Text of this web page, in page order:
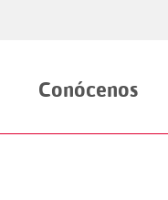
Conócenos